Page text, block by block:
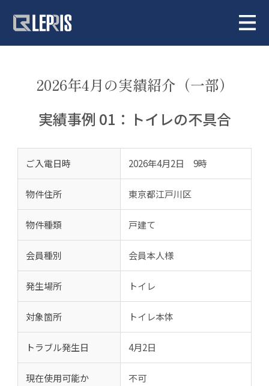
2026年4月の実績紹介（一部）
実績事例 01：トイレの不具合
ご入電日時 2026年4月2日 9時
物件住所 東京都江戸川区
物件種類 戸建て
会員種別 会員本人様
発生場所 トイレ
対象箇所 トイレ本体
トラブル発生日 4月2日
現在使用可能か 不可